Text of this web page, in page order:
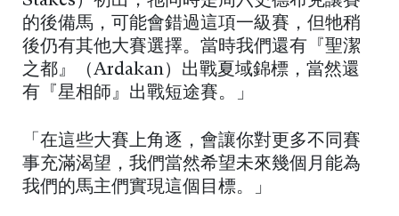
的後備馬，可能會錯過這項一級賽，但牠稍
後仍有其他大賽選擇。當時我們還有『聖潔
之都』（Ardakan）出戰夏域錦標，當然還
有『星相師』出戰短途賽。」
「在這些大賽上角逐，會讓你對更多不同賽
事充滿渴望，我們當然希望未來幾個月能為
我們的馬主們實現這個目標。」